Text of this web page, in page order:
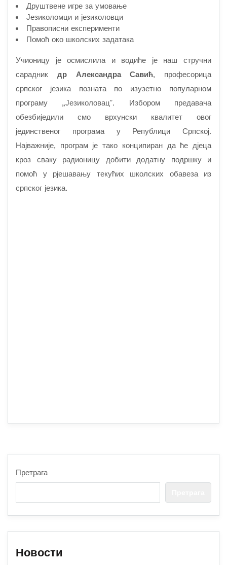
Друштвене игре за умовање
Језиколомци и језиколовци
Правописни експерименти
Помоћ око школских задатака
Учионицу је осмислила и водиће је наш стручни
сарадник др Александра Савић, професорица
српског језика позната по изузетно популарном
програму „Језиколовацˮ. Избором предавача
обезбиједили смо врхунски квалитет овог
јединственог програма у Републици Српској.
Најважније, програм је тако конципиран да ће дјеца
кроз сваку радионицу добити додатну подршку и
помоћ у рјешавању текућих школских обавеза из
српског језика.
Претрага
Новости